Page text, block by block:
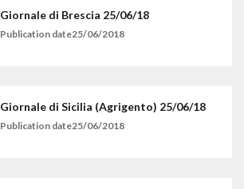
Giornale di Brescia 25/06/18
Publication date25/06/2018
Giornale di Sicilia (Agrigento) 25/06/18
Publication date25/06/2018